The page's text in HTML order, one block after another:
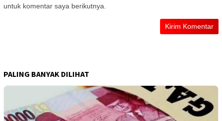
untuk komentar saya berikutnya.
PALING BANYAK DILIHAT